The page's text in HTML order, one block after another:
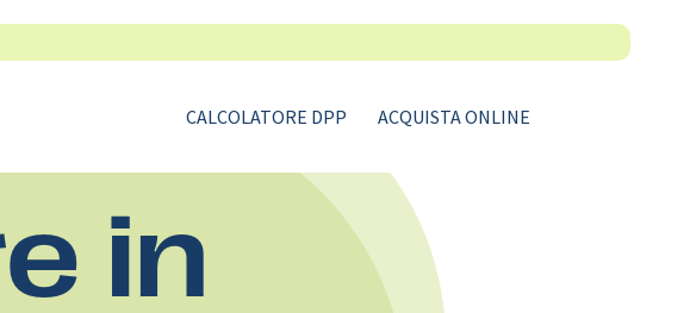
CALCOLATORE DPP ACQUISTA ONLINE
in